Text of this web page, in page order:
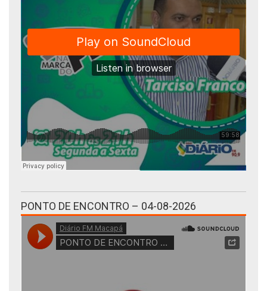
PONTO DE ENCONTRO – 04-08-2026